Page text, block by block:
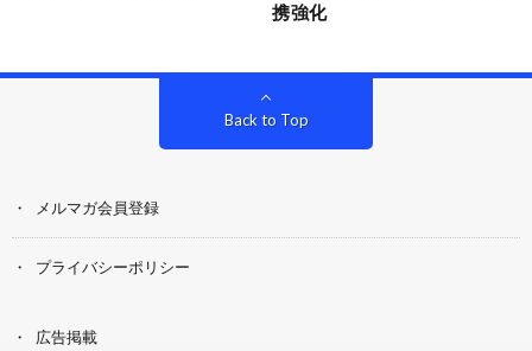
携強化
Back to Top
メルマガ会員登録
プライバシーポリシー
広告掲載